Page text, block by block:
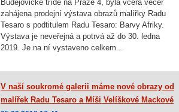
Budějovické třídě na Praze 4, byla včera večer
zahájena prodejní výstava obrazů malířky Radu
Tesaro s podtitulem Radu Tesaro: Barvy Afriky.
Výstava je neveřejná a potrvá až do 30. ledna
2019. Je na ní vystaveno celkem...
V naší soukromé galerii máme nové obrazy od
malířek Radu Tesaro a Míši Velíškové Mackové